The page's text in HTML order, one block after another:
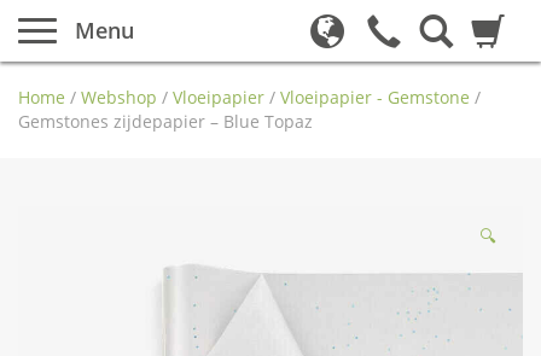
Menu
Home / Webshop / Vloeipapier / Vloeipapier - Gemstone /
Gemstones zijdepapier – Blue Topaz
🔍